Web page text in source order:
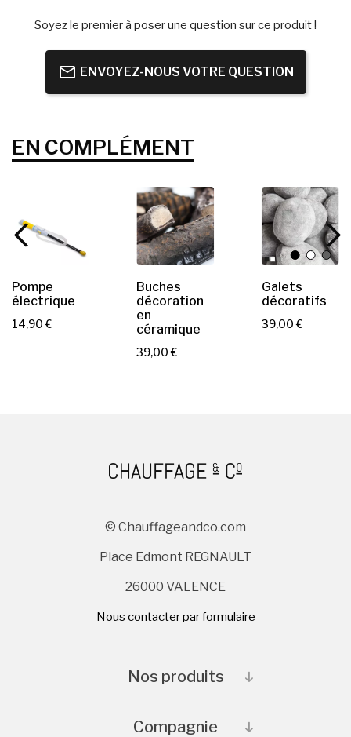
Soyez le premier à poser une question sur ce produit !
ENVOYEZ-NOUS VOTRE QUESTION
EN COMPLÉMENT
Pompe
électrique
P
14,90 €
Buches
décoration
en
céramique
P
39,00 €
Galets
décoratifs
P
39,00 €
© Chauffageandco.com
Place Edmont REGNAULT
26000 VALENCE
Nous contacter par formulaire
Nos produits
Compagnie